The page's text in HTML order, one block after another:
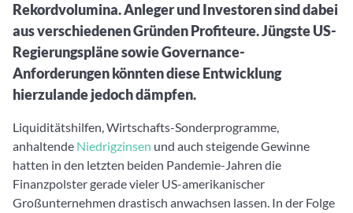
3. Investieren
Portfolios
Eigene Portfolios und jene, denen Sie folgen
Rekordvolumina. Anleger und Investoren sind dabei
aus verschiedenen Gründen Profiteure. Jüngste US-
Regierungspläne sowie Governance-
Anforderungen könnten diese Entwicklung
hierzulande jedoch dämpfen.
Liquiditätshilfen, Wirtschafts-Sonderprogramme,
anhaltende Niedrigzinsen und auch steigende Gewinne
hatten in den letzten beiden Pandemie-Jahren die
Finanzpolster gerade vieler US-amerikanischer
Großunternehmen drastisch anwachsen lassen. In der Folge